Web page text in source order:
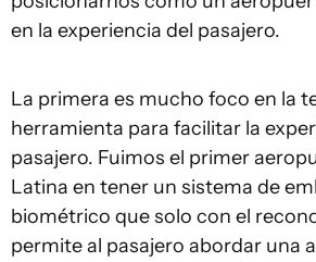
en la experiencia del pasajero.
La primera es mucho foco en la
herramienta para facilitar la
pasajero. Fuimos el primer
Latina en tener un sistema de
biométrico que solo con el
permite al pasajero abordar una